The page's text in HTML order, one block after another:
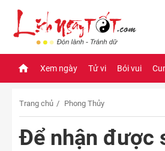
Xem ngày Tử vi Bói vui
Trang chủ Phong Thủy
Để nhận được